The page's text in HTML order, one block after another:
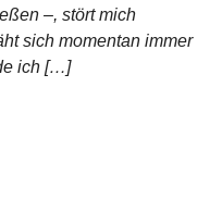
–, stört mich
sich momentan immer
ich […]